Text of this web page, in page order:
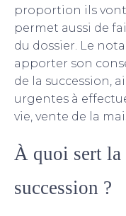
proportion ils
permet aussi de
du dossier. Le
apporter son
de la succession,
urgentes à
vie, vente de la
À quoi sert la
succession ?